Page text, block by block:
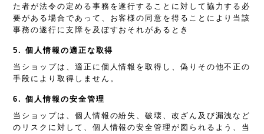
た者が法令の定める事務を遂行することに対して協力する必
要がある場合であって、お客様の同意を得ることにより当該
事務の遂行に支障を及ぼすおそれがあるとき
5. 個人情報の適正な取得
当ショップは、適正に個人情報を取得し、偽りその他不正の
手段により取得しません。
6. 個人情報の安全管理
当ショップは、個人情報の紛失、破壊、改ざん及び漏洩など
のリスクに対して、個人情報の安全管理が図られるよう、当